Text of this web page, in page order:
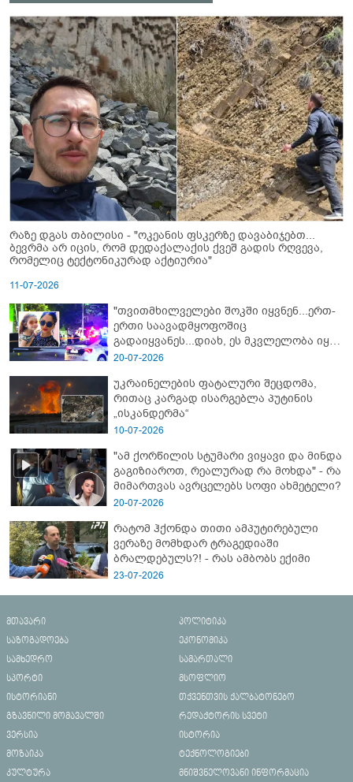
რაზე დგას თბილისი - "ოკეანის ფსკერზე დავაბიჯებთ...
ბევრმა არ იცის, რომ დედაქალაქის ქვეშ გადის რღვევა,
რომელიც ტექტონიკურად აქტიურია"
11-07-2026
"თვითმხილველები შოკში იყვნენ...ერთ-
ერთი საავადმყოფოშიც
გადაიყვანეს...დიახ, ეს მკვლელობა იყო"
- გორში დატრიალებული ტრაგედიის
20-07-2026
უკრაინელების ფატალური შეცდომა,
რითაც კარგად ისარგებლა პუტინის
„ისკანდერმა“
10-07-2026
"ამ ქორწილის სტუმარი ვიყავი და მინდა
გაგიზიაროთ, რეალურად რა მოხდა" - რა
მიმართვას ავრცელებს სოფი ახმეტელი?
20-07-2026
რატომ ჰქონდა თითი ამპუტირებული
ვერაზე მომხდარ ტრაგედიაში
ბრალდებულს?! - რას ამბობს ექიმი
23-07-2026
მთავარი
პოლიტიკა
საზოგადოება
ეკონომიკა
სამხედრო
სამართალი
სპორტი
მსოფლიო
ისტორიანი
თქვენთვის ქალბატონებო
გზავნილი მომავალში
რედაქტორის სვეტი
ვერსია
ისტორია
მოზაიკა
ტექნოლოგიები
კულტურა
მნიშვნელოვანი ინფორმაცია